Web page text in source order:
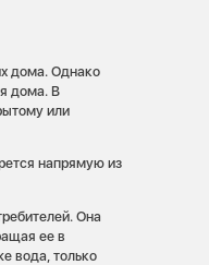
дома. Однако
дома. В
или
напрямую из
Она
ее в
вода, только